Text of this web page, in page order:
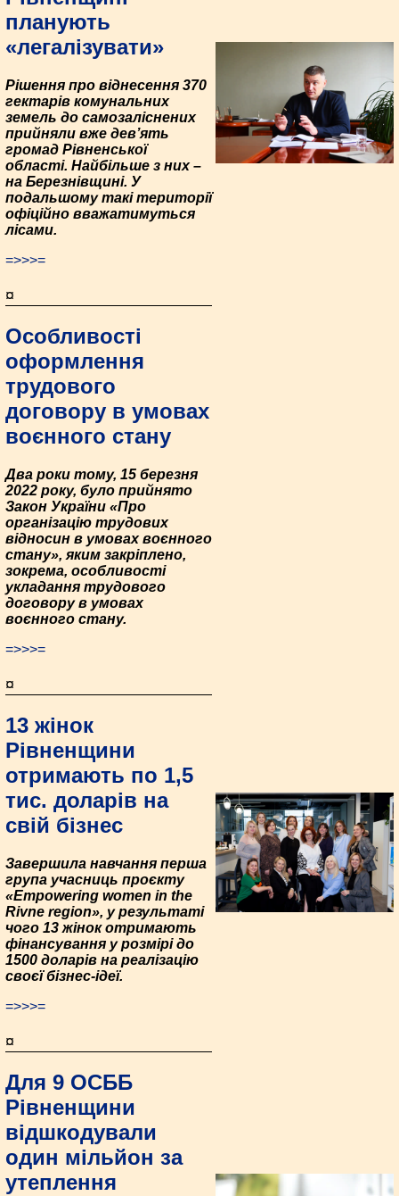
планують
«легалізувати»
Рішення про віднесення 370
гектарів комунальних
земель до самозаліснених
прийняли вже дев’ять
громад Рівненської
області. Найбільше з них –
на Березнівщині. У
подальшому такі території
офіційно вважатимуться
лісами.
=>>>=
¤
Особливості
оформлення
трудового
договору в умовах
воєнного стану
Два роки тому, 15 березня
2022 року, було прийнято
Закон України «Про
організацію трудових
відносин в умовах воєнного
стану», яким закріплено,
зокрема, особливості
укладання трудового
договору в умовах
воєнного стану.
=>>>=
¤
13 жінок
Рівненщини
отримають по 1,5
тис. доларів на
свій бізнес
Завершила навчання перша
група учасниць проєкту
«Empowering women in the
Rivne region», у результаті
чого 13 жінок отримають
фінансування у розмірі до
1500 доларів на реалізацію
своєї бізнес-ідеї.
=>>>=
¤
Для 9 ОСББ
Рівненщини
відшкодували
один мільйон за
утеплення